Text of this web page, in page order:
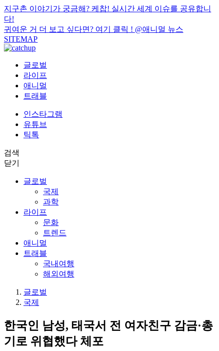
지구촌 이야기가 궁금해? 케찹! 실시간 세계 이슈를 공유합니
다!
귀여운 거 더 보고 싶다면? 여기 클릭 ! @애니멀 뉴스
SITEMAP
글로벌
라이프
애니멀
트래블
인스타그램
유튜브
틱톡
검색
닫기
글로벌
국제
과학
라이프
문화
트렌드
애니멀
트래블
국내여행
해외여행
글로벌
국제
한국인 남성, 태국서 전 여자친구 감금·총
기로 위협했다 체포